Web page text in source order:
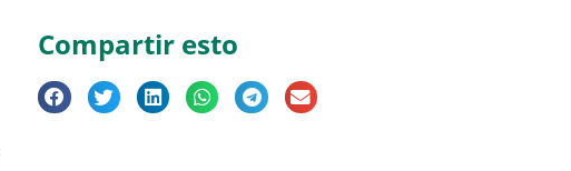
Compartir esto